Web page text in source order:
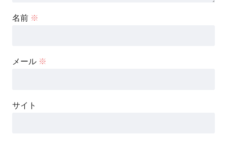
名前 ※
メール ※
サイト